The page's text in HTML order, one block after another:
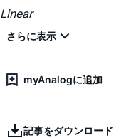
Linear
myAnalogに追加
記事をダウンロード